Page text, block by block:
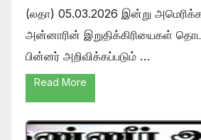
(லதா) 05.03.2026 இன்று
அன்னாரின் இறுதிக்கிரியைகள்
பின்னர் அறிவிக்கப்படும் …
Read More